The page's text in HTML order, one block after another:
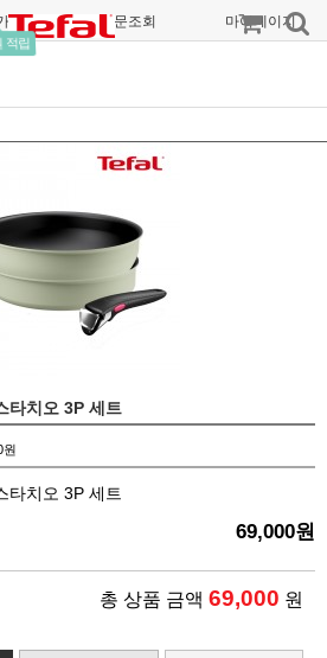
입
적립
주문조회 마이페이지
타치오 3P 세트
원
타치오 3P 세트
69,000원
총 상품 금액 69,000 원